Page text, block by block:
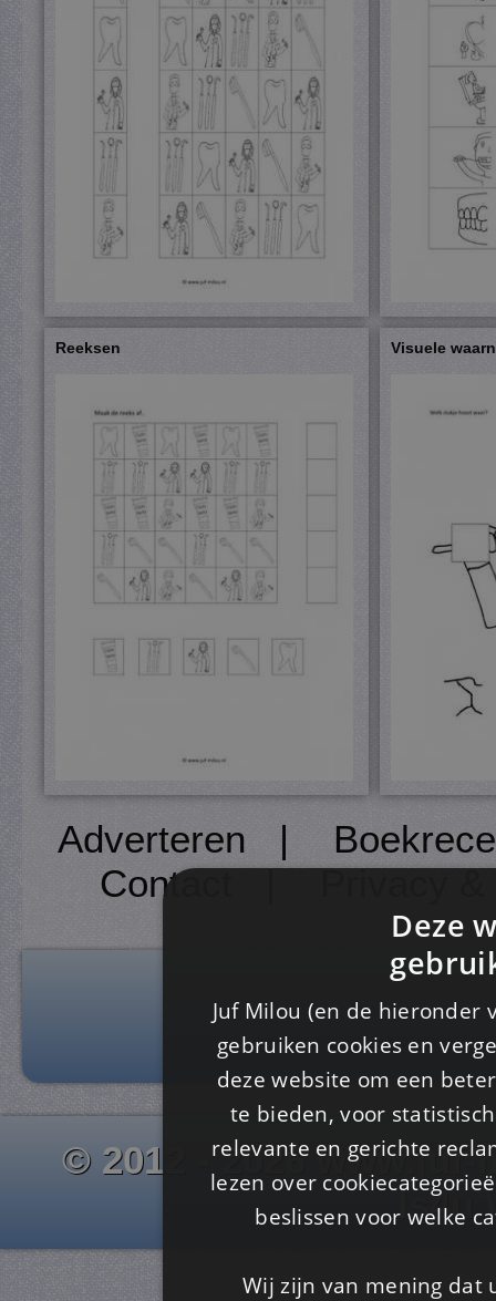
Reeksen Visuele
Adverteren |
Contact|Privacy &
© 2012 - 2026
Is4u
Deze
Juf Milou (en de
gebruiken cookies en
deze website om een
te bieden, voor
relevante en gerichte
lezen over
beslissen voor welke
Wij zijn van mening dat